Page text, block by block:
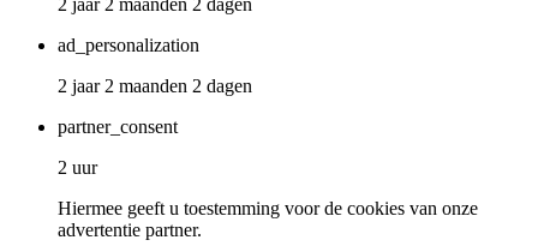
ad_personalization
2 jaar 2 maanden 2 dagen
partner_consent
2 uur
Hiermee geeft u toestemming voor de cookies van onze
advertentie partner.